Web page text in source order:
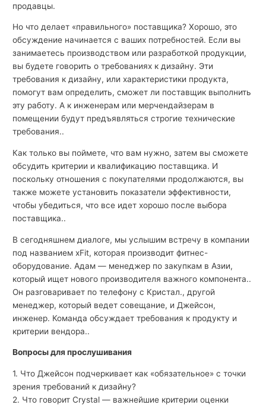
продавцы.
Но что делает «правильного» поставщика? Хорошо, это
обсуждение начинается с ваших потребностей. Если вы
занимаетесь производством или разработкой продукции,
вы будете говорить о требованиях к дизайну. Эти
требования к дизайну, или характеристики продукта,
помогут вам определить, сможет ли поставщик выполнить
эту работу. А к инженерам или мерчендайзерам в
помещении будут предъявляться строгие технические
требования..
Как только вы поймете, что вам нужно, затем вы сможете
обсудить критерии и квалификацию поставщика. И
поскольку отношения с покупателями продолжаются, вы
также можете установить показатели эффективности,
чтобы убедиться, что все идет хорошо после выбора
поставщика..
В сегодняшнем диалоге, мы услышим встречу в компании
под названием xFit, которая производит фитнес-
оборудование. Адам — менеджер по закупкам в Азии,
который ищет нового производителя важного компонента..
Он разговаривает по телефону с Кристал., другой
менеджер, который ведет совещание, и Джейсон,
инженер. Команда обсуждает требования к продукту и
критерии вендора..
Вопросы для прослушивания
1. Что Джейсон подчеркивает как «обязательное» с точки
зрения требований к дизайну?
2. Что говорит Crystal — важнейшие критерии оценки